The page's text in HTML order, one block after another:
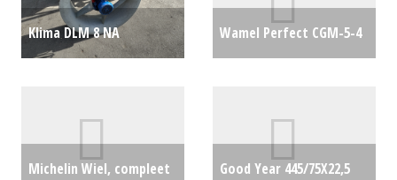
Klima DLM 8 NA
Wamel Perfect CGM-5-4
Michelin Wiel, compleet
Good Year 445/75X22,5